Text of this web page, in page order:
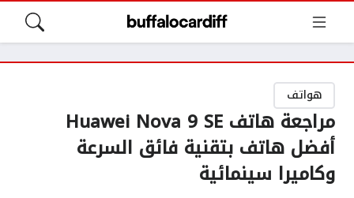
هواتف
مراجعة هاتف Huawei Nova 9 SE
أفضل هاتف بتقنية فائق السرعة
وكاميرا سينمائية